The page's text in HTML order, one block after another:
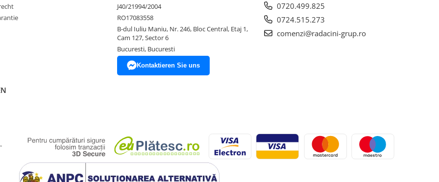
J40/21994/2004
RO17083558
B-dul Iuliu Maniu, Nr. 246, Bloc Central, Etaj 1,
Cam 127, Sector 6
Bucuresti, Bucuresti
Kontaktieren Sie uns
0720.499.825
0724.515.273
comenzi@radacini-grup.ro